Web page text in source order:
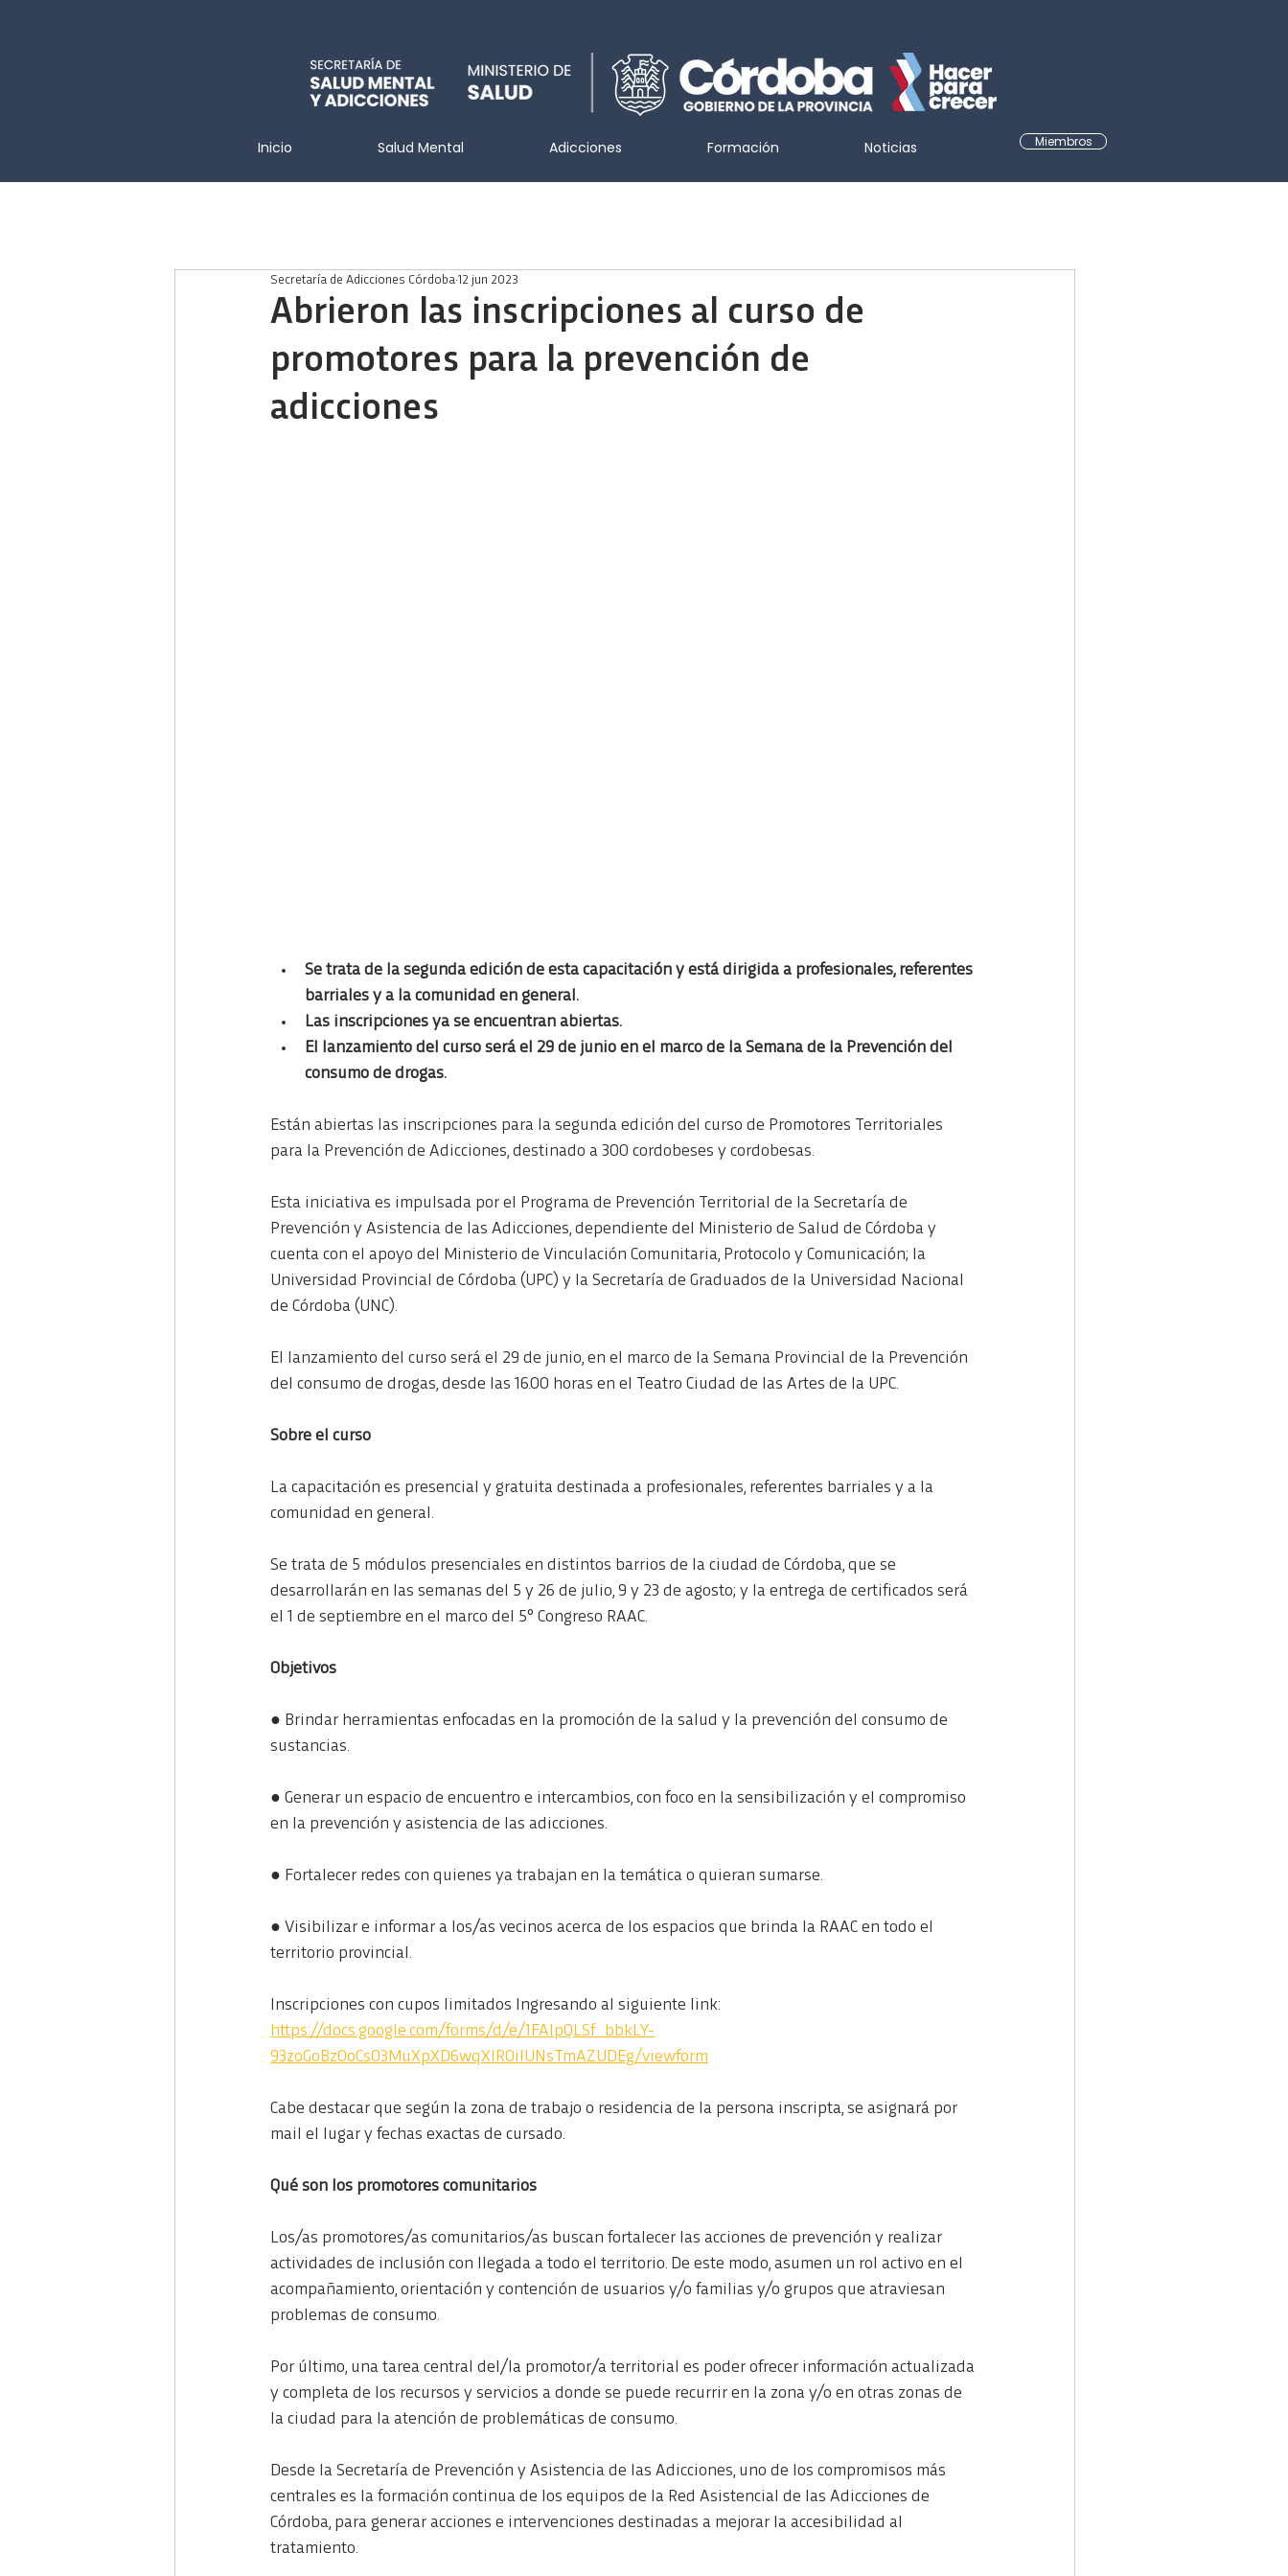
Inicio Salud Mental Adicciones Formación Noticias Miembros
Abrieron las inscripciones al curso de
promotores para la prevención de
adicciones
Secretaría de Adicciones Córdoba 12 jun 2023
Se trata de la segunda edición de esta capacitación y está dirigida a profesionales, referentes
barriales y a la comunidad en general.
Las inscripciones ya se encuentran abiertas.
El lanzamiento del curso será el 29 de junio en el marco de la Semana de la Prevención del
consumo de drogas.
Están abiertas las inscripciones para la segunda edición del curso de Promotores Territoriales
para la Prevención de Adicciones, destinado a 300 cordobeses y cordobesas.
Esta iniciativa es impulsada por el Programa de Prevención Territorial de la Secretaría de
Prevención y Asistencia de las Adicciones, dependiente del Ministerio de Salud de Córdoba y
cuenta con el apoyo del Ministerio de Vinculación Comunitaria, Protocolo y Comunicación; la
Universidad Provincial de Córdoba (UPC) y la Secretaría de Graduados de la Universidad Nacional
de Córdoba (UNC).
El lanzamiento del curso será el 29 de junio, en el marco de la Semana Provincial de la Prevención
del consumo de drogas, desde las 16.00 horas en el Teatro Ciudad de las Artes de la UPC.
Sobre el curso
La capacitación es presencial y gratuita destinada a profesionales, referentes barriales y a la
comunidad en general.
Se trata de 5 módulos presenciales en distintos barrios de la ciudad de Córdoba, que se
desarrollarán en las semanas del 5 y 26 de julio, 9 y 23 de agosto; y la entrega de certificados será
el 1 de septiembre en el marco del 5° Congreso RAAC.
Objetivos
● Brindar herramientas enfocadas en la promoción de la salud y la prevención del consumo de
sustancias.
● Generar un espacio de encuentro e intercambios, con foco en la sensibilización y el compromiso
en la prevención y asistencia de las adicciones.
● Fortalecer redes con quienes ya trabajan en la temática o quieran sumarse.
● Visibilizar e informar a los/as vecinos acerca de los espacios que brinda la RAAC en todo el
territorio provincial.
Inscripciones con cupos limitados Ingresando al siguiente link:
https://docs.google.com/forms/d/e/1FAIpQLSf_bbkLY-
93zoGoBzOoCsO3MuXpXD6wqXIROiIUNsTmAZUDEg/viewform
Cabe destacar que según la zona de trabajo o residencia de la persona inscripta, se asignará por
mail el lugar y fechas exactas de cursado.
Qué son los promotores comunitarios
Los/as promotores/as comunitarios/as buscan fortalecer las acciones de prevención y realizar
actividades de inclusión con llegada a todo el territorio. De este modo, asumen un rol activo en el
acompañamiento, orientación y contención de usuarios y/o familias y/o grupos que atraviesan
problemas de consumo.
Por último, una tarea central del/la promotor/a territorial es poder ofrecer información actualizada
y completa de los recursos y servicios a donde se puede recurrir en la zona y/o en otras zonas de
la ciudad para la atención de problemáticas de consumo.
Desde la Secretaría de Prevención y Asistencia de las Adicciones, uno de los compromisos más
centrales es la formación continua de los equipos de la Red Asistencial de las Adicciones de
Córdoba, para generar acciones e intervenciones destinadas a mejorar la accesibilidad al
tratamiento.